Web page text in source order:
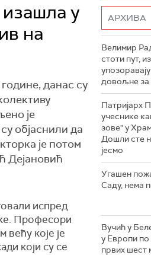
у
на
данас су
је
објаснили да
је потом
Дејановић
испред
Професори
већу које је
који су се
Велимир
стоти пут,
довољне за
Патријарх
учеснике
зове" у
Дошли сте
јесмо
Угашен
Саду, нема
Вучић у
у Европи
првих шест